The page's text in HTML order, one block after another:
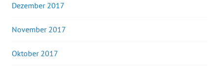
Dezember 2017
November 2017
Oktober 2017